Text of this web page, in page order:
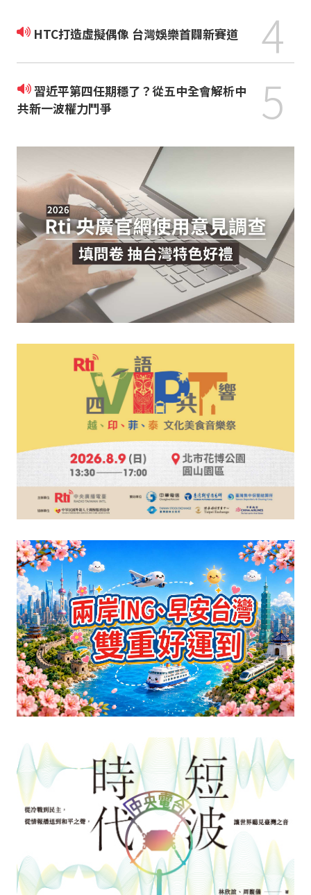
HTC打造虛擬偶像 台灣娛樂首闢新賽道 4
習近平第四任期穩了？從五中全會解析中
共新一波權力鬥爭
5